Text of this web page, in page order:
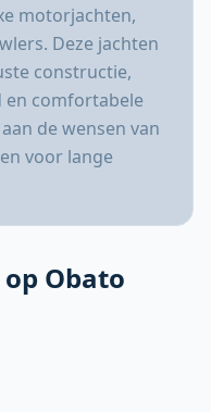
motorjachten,
Deze jachten
constructie,
en comfortabele
de wensen van
voor lange
Obato